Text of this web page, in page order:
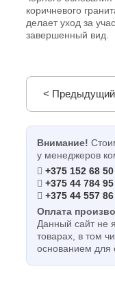
коричневого
делает уход за
завершенный вид.
< Предыдущий
Внимание!
у менеджеров
+375 152 68
+375 44 784
+375 44 557
Оплата
Данный сайт не
товарах, в том
основанием для